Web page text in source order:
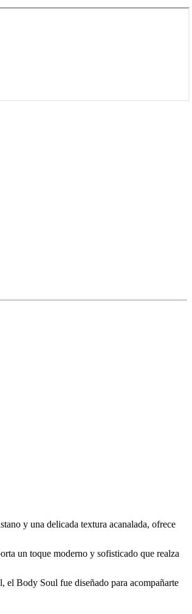
y una delicada textura acanalada, ofrece
un toque moderno y sofisticado que realza
el Body Soul fue diseñado para acompañarte